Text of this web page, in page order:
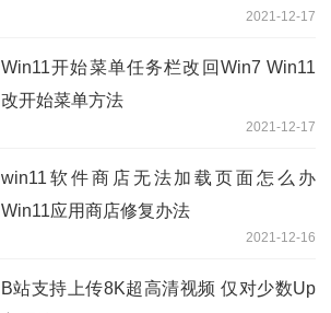
2021-12-17
Win11开始菜单任务栏改回Win7 Win11
改开始菜单方法
2021-12-17
win11软件商店无法加载页面怎么办
Win11应用商店修复办法
2021-12-16
B站支持上传8K超高清视频 仅对少数Up